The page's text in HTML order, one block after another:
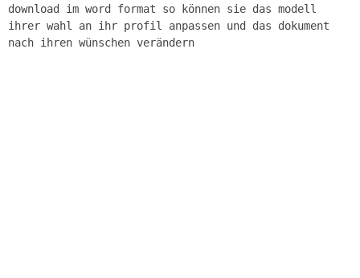
download im word format so können sie das modell
ihrer wahl an ihr profil anpassen und das dokument
nach ihren wünschen verändern